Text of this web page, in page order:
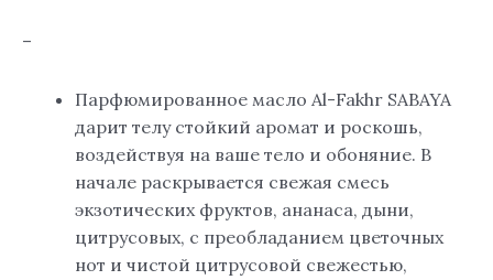
–
Парфюмированное масло Al-Fakhr SABAYA
дарит телу стойкий аромат и роскошь,
воздействуя на ваше тело и обоняние. В
начале раскрывается свежая смесь
экзотических фруктов, ананаса, дыни,
цитрусовых, с преобладанием цветочных
нот и чистой цитрусовой свежестью,